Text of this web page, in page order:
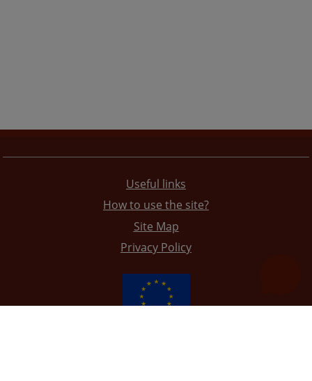
Useful links
How to use the site?
Site Map
Privacy Policy